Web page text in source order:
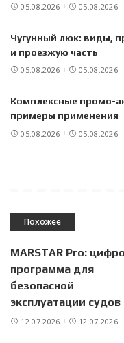
05.08.2026 05.08.2026
Чугунный люк: виды,
и проезжую часть
05.08.2026 05.08.2026
Комплексные промо-
примеры применения
05.08.2026 05.08.2026
Похожее
MARSTAR Pro:
программа для
безопасной
эксплуатации судов
12.07.2026 12.07.2026